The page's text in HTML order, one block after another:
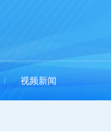
视频新闻